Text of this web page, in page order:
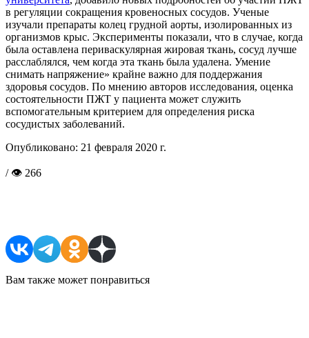
в регуляции сокращения кровеносных сосудов. Ученые
изучали препараты колец грудной аорты, изолированных из
организмов крыс. Эксперименты показали, что в случае, когда
была оставлена периваскулярная жировая ткань, сосуд лучше
расслаблялся, чем когда эта ткань была удалена. Умение
снимать напряжение» крайне важно для поддержания
здоровья сосудов. По мнению авторов исследования, оценка
состоятельности ПЖТ у пациента может служить
вспомогательным критерием для определения риска
сосудистых заболеваний.
Опубликовано: 21 февраля 2020 г.
/ 👁 266
Вам также может понравиться